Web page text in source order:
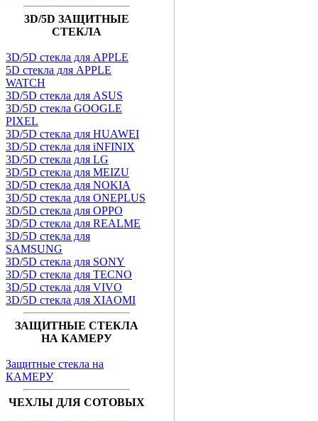
3D/5D ЗАЩИТНЫЕ
СТЕКЛА
3D/5D стекла для APPLE
5D стекла для APPLE
WATCH
3D/5D стекла для ASUS
3D/5D стекла GOOGLE
PIXEL
3D/5D стекла для HUAWEI
3D/5D стекла для iNFINIX
3D/5D стекла для LG
3D/5D стекла для MEIZU
3D/5D стекла для NOKIA
3D/5D стекла для ONEPLUS
3D/5D стекла для OPPO
3D/5D стекла для REALME
3D/5D стекла для
SAMSUNG
3D/5D стекла для SONY
3D/5D стекла для TECNO
3D/5D стекла для VIVO
3D/5D стекла для XIAOMI
ЗАЩИТНЫЕ СТЕКЛА
НА КАМЕРУ
Защитные стекла на
КАМЕРУ
ЧЕХЛЫ ДЛЯ СОТОВЫХ